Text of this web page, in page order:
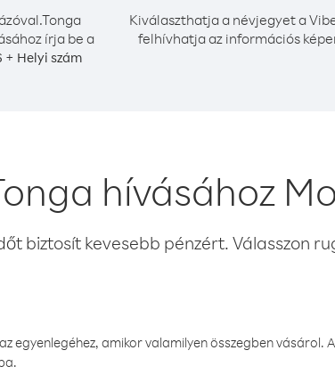
Tonga
írja be a
+ Helyi szám
Kiválaszthatja a névjegyet a
felhívhatja az információs
hívásához
biztosít kevesebb pénzért. Válasszon
egyenlegéhez, amikor valamilyen összegben